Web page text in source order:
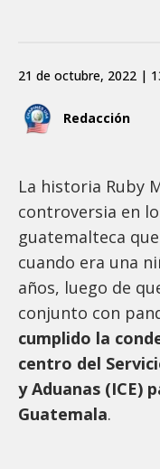
Redacción
21 de octubre, 2022 |
La historia Ruby
controversia en
guatemalteca
cuando era una
años, luego de
conjunto con
cumplido la
centro del
y Aduanas (ICE)
Guatemala.